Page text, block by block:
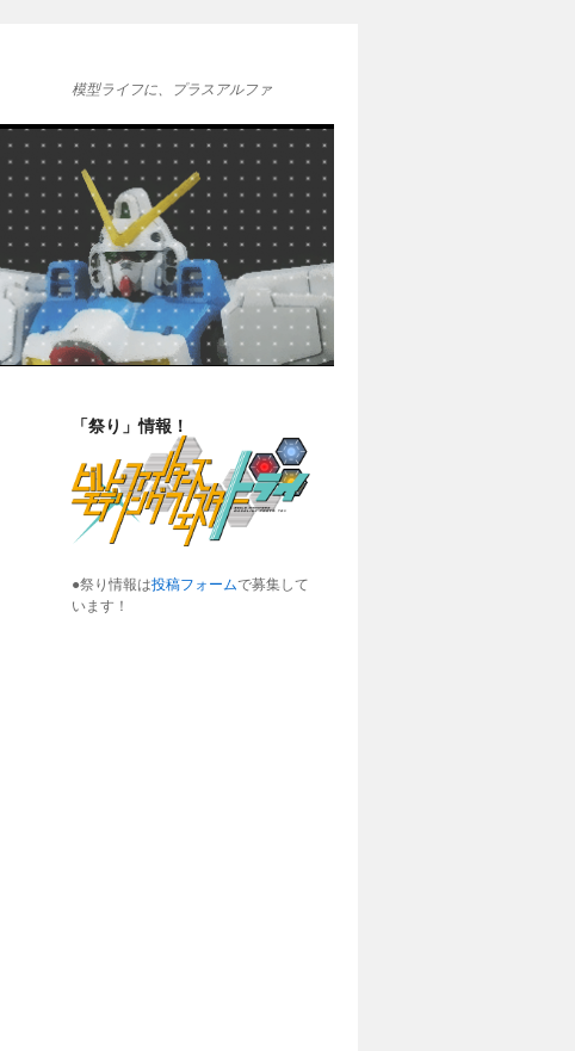
模型ライフに、プラスアルファ
「祭り」情報！
●祭り情報は投稿フォームで募集して
います！